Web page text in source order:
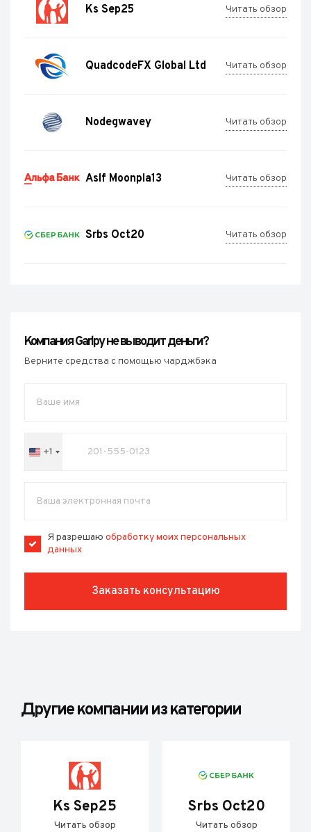
Ks Sep25 Читать обзор
QuadcodeFX Global Ltd Читать обзор
Nodegwavey Читать обзор
Aslf Moonpla13 Читать обзор
Srbs Oct20 Читать обзор
Компания Garlpy не выводит деньги?
Верните средства с помощью чарджбэка
United
+1
Я разрешаю обработку моих персональных
данных
Заказать консультацию
Другие компании из категории
Ks Sep25
Читать обзор
Srbs Oct20
Читать обзор